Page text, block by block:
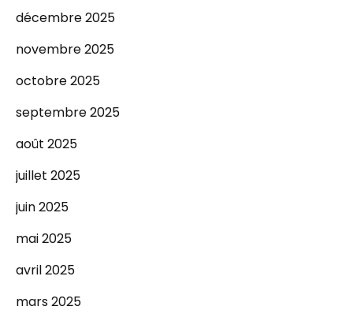
décembre 2025
novembre 2025
octobre 2025
septembre 2025
août 2025
juillet 2025
juin 2025
mai 2025
avril 2025
mars 2025